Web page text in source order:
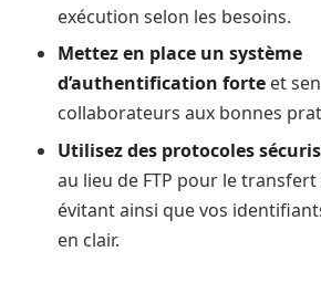
exécution selon les besoins.
Mettez en place un système
d’authentification forte et
collaborateurs aux bonnes
Utilisez des protocoles
au lieu de FTP pour le
évitant ainsi que vos
en clair.